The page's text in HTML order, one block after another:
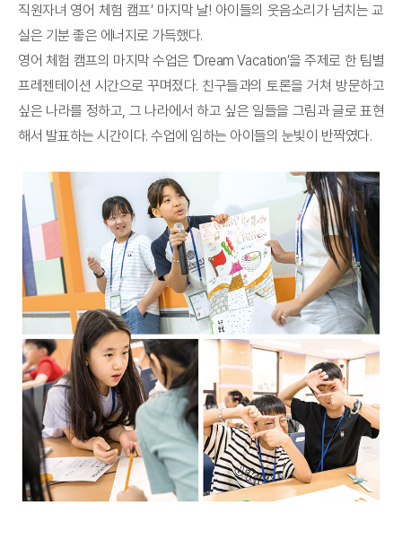
직원자녀 영어 체험 캠프’ 마지막 날! 아이들의 웃음소리가 넘치는 교
실은 기분 좋은 에너지로 가득했다.
영어 체험 캠프의 마지막 수업은 ‘Dream Vacation’을 주제로 한 팀별
프레젠테이션 시간으로 꾸며졌다. 친구들과의 토론을 거쳐 방문하고
싶은 나라를 정하고, 그 나라에서 하고 싶은 일들을 그림과 글로 표현
해서 발표하는 시간이다. 수업에 임하는 아이들의 눈빛이 반짝였다.